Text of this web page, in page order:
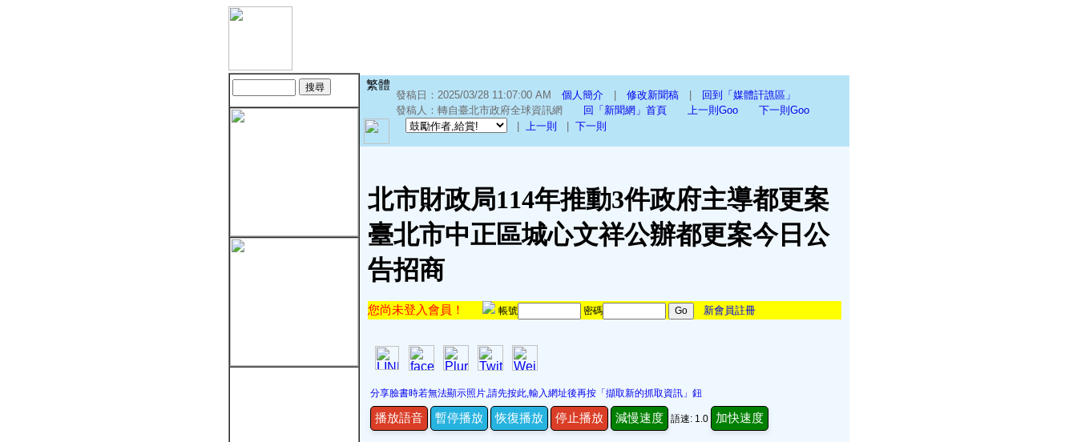
繁體
發稿日：2025/03/28 11:07:00 AM 個人簡介| 修改新聞稿|
回到「媒體訐譙區」
發稿人：轉自臺北市政府全球資訊網
回「新聞網」首頁 上一則Goo
下一則Goo
上一則 下一則
北市財政局114年推動3件政府主導都更案
臺北市中正區城心文祥公辦都更案今日公
告招商
您尚未登入會員！ 帳號 密碼 新會員註冊
分享臉書時若無法顯示照片,請先按此,輸入網址後再按「擷取新的抓取資訊」鈕
播放語音 暫停播放 恢復播放 停止播放 減慢速度 語速: 1.0 加快速度